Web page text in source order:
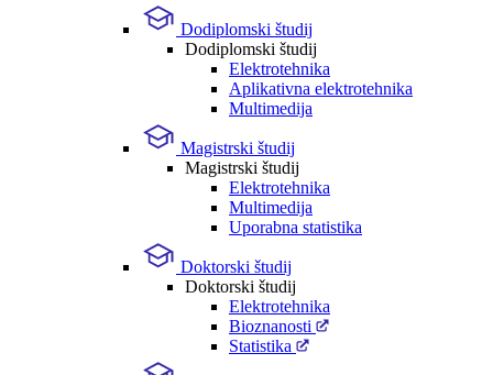
Dodiplomski študij
Dodiplomski študij
Elektrotehnika
Aplikativna elektrotehnika
Multimedija
Magistrski študij
Magistrski študij
Elektrotehnika
Multimedija
Uporabna statistika
Doktorski študij
Doktorski študij
Elektrotehnika
Bioznanosti
Statistika